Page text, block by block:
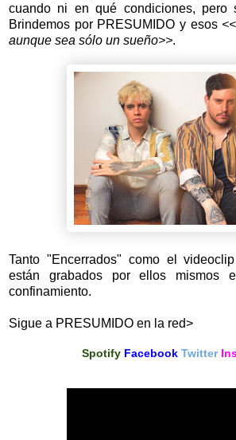
cuando ni en qué condiciones, pero
Brindemos por PRESUMIDO y esos
aunque sea sólo un sueño>>.
Tanto "Encerrados" como el
están grabados por ellos mismos
confinamiento.
Sigue a PRESUMIDO en la red>
Spotify Facebook Twitter